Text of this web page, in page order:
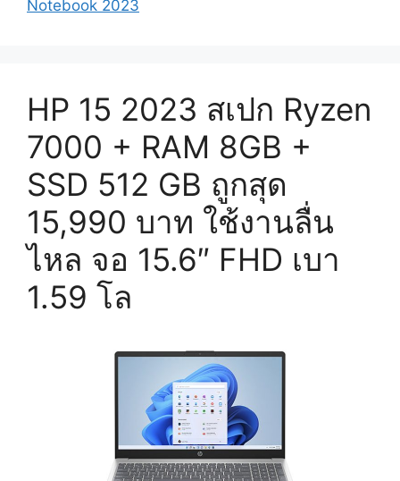
Notebook 2023
HP 15 2023 สเปก Ryzen
7000 + RAM 8GB +
SSD 512 GB ถูกสุด
15,990 บาท ใช้งานลื่น
ไหล จอ 15.6″ FHD เบา
1.59 โล